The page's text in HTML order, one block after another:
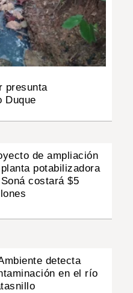
presunta
Duque
de ampliación
potabilizadora
costará $5
detecta
en el río